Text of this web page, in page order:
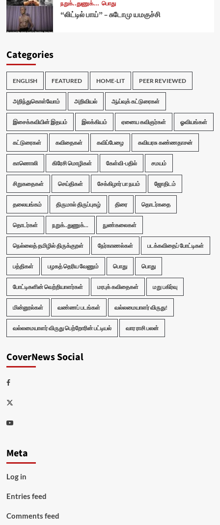
நறுக்..துணுக்... பொது
“லிட்டில் பாய்” – சுடோமு யமகுச்சி
Categories
ENGLISH FEATURED HOME-LIT PEER REVIEWED
அறிந்துகொள்வோம் அறிவியல் ஆய்வுக் கட்டுரைகள்
இசைக்கவியின் இதயம் இலக்கியம் ஏனைய கவிஞர்கள் ஓவியங்கள்
கட்டுரைகள் கவிதைகள் கவிப்பேழை கவியரசு கண்ணதாசன்
காணொலி கிரேசி மொழிகள் கேள்வி-பதில் சமயம்
சிறுகதைகள் செய்திகள் சேக்கிழார் பா நயம் ஜோதிடம்
தலையங்கம் திருமால் திருப்புகழ் திரை தொடர்கதை
தொடர்கள் நறுக்..துணுக்... நுண்கலைகள்
நெல்லைத் தமிழில் திருக்குறள் நேர்காணல்கள் படக்கவிதைப் போட்டிகள்
பத்திகள் பழகத் தெரிய வேணும் பொது பொது
போட்டிகளின் வெற்றியாளர்கள் மரபுக் கவிதைகள் மறு பகிர்வு
மின்னூல்கள் வண்ணப் படங்கள் வல்லமையாளர் விருது!
வல்லமையாளர் விருது பெற்றோரின் பட்டியல் வார ராசி பலன்
CoverNews Social
Facebook
Twitter
Youtube
Meta
Log in
Entries feed
Comments feed